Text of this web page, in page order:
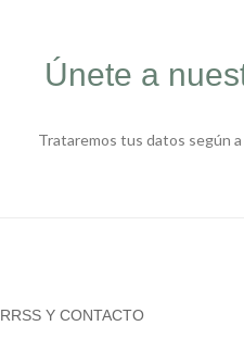
Únete a
Trataremos tus datos según
RRSS Y CONTACTO